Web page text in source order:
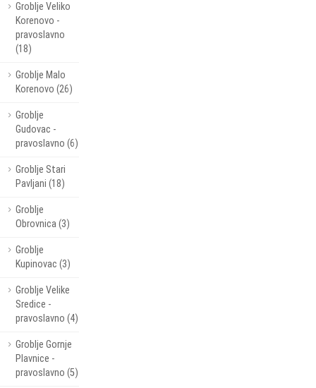
Groblje Veliko
Korenovo -
pravoslavno
(18)
Groblje Malo
Korenovo (26)
Groblje
Gudovac -
pravoslavno (6)
Groblje Stari
Pavljani (18)
Groblje
Obrovnica (3)
Groblje
Kupinovac (3)
Groblje Velike
Sredice -
pravoslavno (4)
Groblje Gornje
Plavnice -
pravoslavno (5)